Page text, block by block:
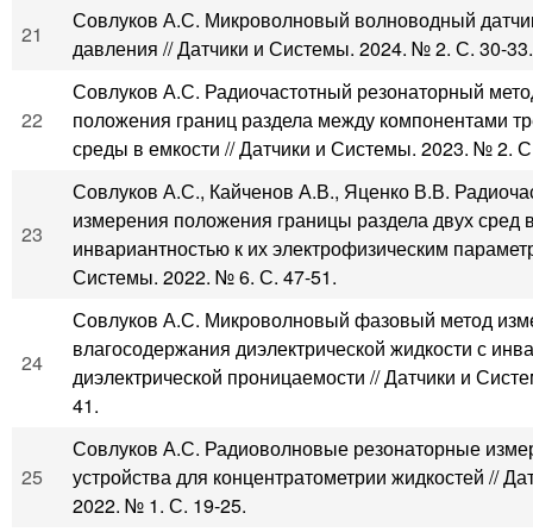
21
Совлуков А.С. Микроволновый волноводный
давления // Датчики и Системы. 2024. № 2. С. 30-33.
22
Совлуков А.С. Радиочастотный резонаторный
положения границ раздела между компонентами
среды в емкости // Датчики и Системы. 2023. № 2.
23
Совлуков А.С., Кайченов А.В., Яценко В.В.
измерения положения границы раздела двух сред
инвариантностью к их электрофизическим
Системы. 2022. № 6. С. 47-51.
24
Совлуков А.С. Микроволновый фазовый метод
влагосодержания диэлектрической жидкости с
диэлектрической проницаемости // Датчики и
41.
25
Совлуков А.С. Радиоволновые резонаторные
устройства для концентратометрии жидкостей //
2022. № 1. С. 19-25.